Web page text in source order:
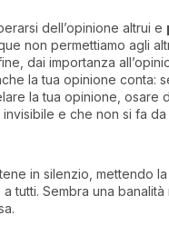
dell’opinione altrui e
non permettiamo agli
dai importanza
la tua opinione conta:
la tua opinione, osare
e che non si fa da
in silenzio, mettendo
tutti. Sembra una